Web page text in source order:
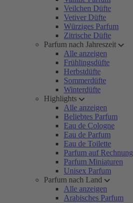
Veilchen Düfte
Vetiver Düfte
Würziges Parfum
Zitrische Düfte
Parfum nach Jahreszeit
Alle anzeigen
Frühlingsdüfte
Herbstdüfte
Sommerdüfte
Winterdüfte
Highlights
Alle anzeigen
Beliebtes Parfum
Eau de Cologne
Eau de Parfum
Eau de Toilette
Parfum auf Rechnung
Parfum Miniaturen
Unisex Parfum
Parfum nach Land
Alle anzeigen
Arabisches Parfum